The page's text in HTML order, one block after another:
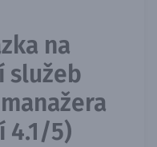
na
služeb
4.1/5)